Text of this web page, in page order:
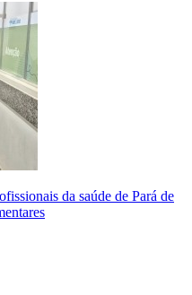
da saúde de Pará de